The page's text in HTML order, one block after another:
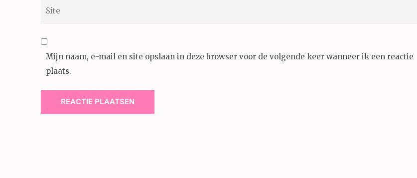
Mijn naam, e-mail en site opslaan in deze browser voor de volgende keer wanneer ik een reactie
plaats.